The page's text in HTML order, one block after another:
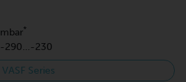
mbar*
-290…-230
VASF Series